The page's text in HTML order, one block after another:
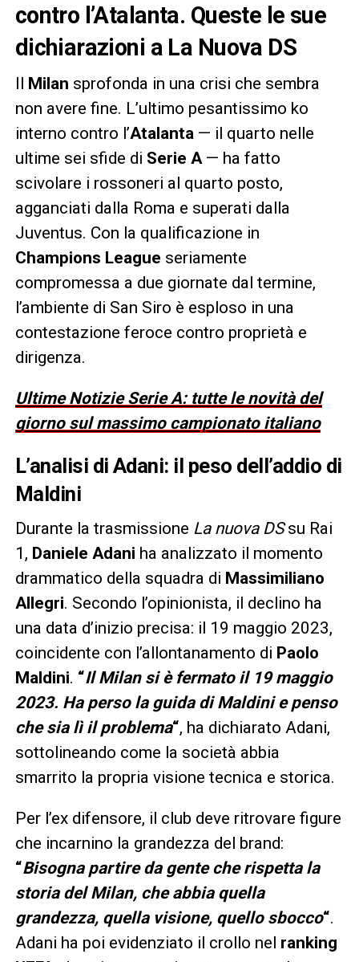
contro l’Atalanta. Queste le sue
dichiarazioni a La Nuova DS
Il Milan sprofonda in una crisi che sembra
non avere fine. L’ultimo pesantissimo ko
interno contro l’Atalanta — il quarto nelle
ultime sei sfide di Serie A— ha fatto
scivolare i rossoneri al quarto posto,
agganciati dalla Roma e superati dalla
Juventus. Con la qualificazione in
Champions League seriamente
compromessa a due giornate dal termine,
l’ambiente di San Siro è esploso in una
contestazione feroce contro proprietà e
dirigenza.
Ultime Notizie Serie A: tutte le novità del
giorno sul massimo campionato italiano
L’analisi di Adani: il peso dell’addio di
Maldini
Durante la trasmissione La nuova DSsu Rai
1, Daniele Adani ha analizzato il momento
drammatico della squadra di Massimiliano
Allegri. Secondo l’opinionista, il declino ha
una data d’inizio precisa: il 19 maggio 2023,
coincidente con l’allontanamento di Paolo
Maldini. “Il Milan si è fermato il 19 maggio
2023. Ha perso la guida di Maldini e penso
che sia lì il problema“, ha dichiarato Adani,
sottolineando come la società abbia
smarrito la propria visione tecnica e storica.
Per l’ex difensore, il club deve ritrovare figure
che incarnino la grandezza del brand:
“Bisogna partire da gente che rispetta la
storia del Milan, che abbia quella
grandezza, quella visione, quello sbocco“.
Adani ha poi evidenziato il crollo nel ranking